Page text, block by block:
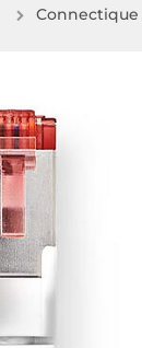
Connectique